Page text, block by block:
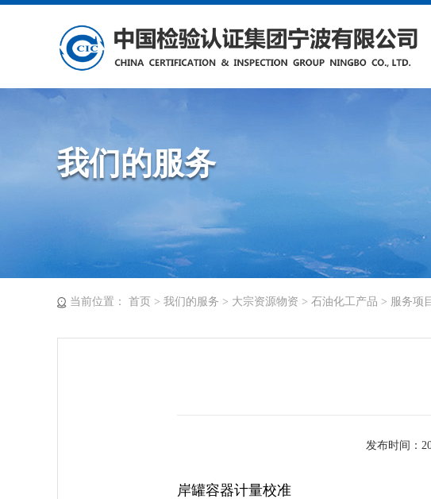
我们的服务
当前位置： 首页 > 我们的服务 > 大宗资源物资 > 石油化工产品 > 服务项目
发布时间：
岸罐容器计量校准